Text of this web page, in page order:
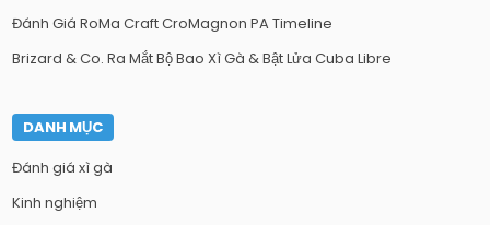
Đánh Giá RoMa Craft CroMagnon PA Timeline
Brizard & Co. Ra Mắt Bộ Bao Xì Gà & Bật Lửa Cuba Libre
DANH MỤC
Đánh giá xì gà
Kinh nghiệm